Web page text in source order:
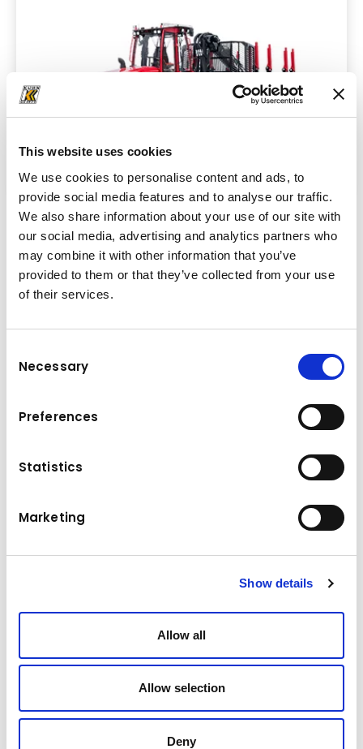
This website uses cookies
We use cookies to personalise content and ads, to
provide social media features and to analyse our traffic.
We also share information about your use of our site with
our social media, advertising and analytics partners who
may combine it with other information that you’ve
provided to them or that they’ve collected from your use
of their services.
Selection
Necessary
Preferences
Statistics
Marketing
Show details
Allow all
Allow selection
Deny
Műszaki adatok
Teljesítmény /
nyomaték
214 kW
Forgatónyomaték
280 Nm
262 kN
Motor
AGCO Power, 6-cylinder
intercooler
360 liter/perc
Max. sebesség
23 km/h